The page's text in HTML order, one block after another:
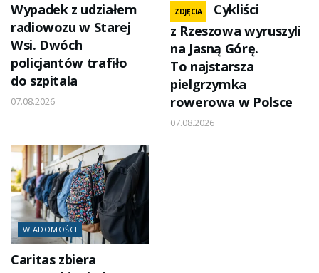
Wypadek z udziałem
radiowozu w Starej
Wsi. Dwóch
policjantów trafiło
do szpitala
07.08.2026
ZDJĘCIA
Cykliści
z Rzeszowa wyruszyli
na Jasną Górę.
To najstarsza
pielgrzymka
rowerowa w Polsce
07.08.2026
WIADOMOŚCI
Caritas zbiera